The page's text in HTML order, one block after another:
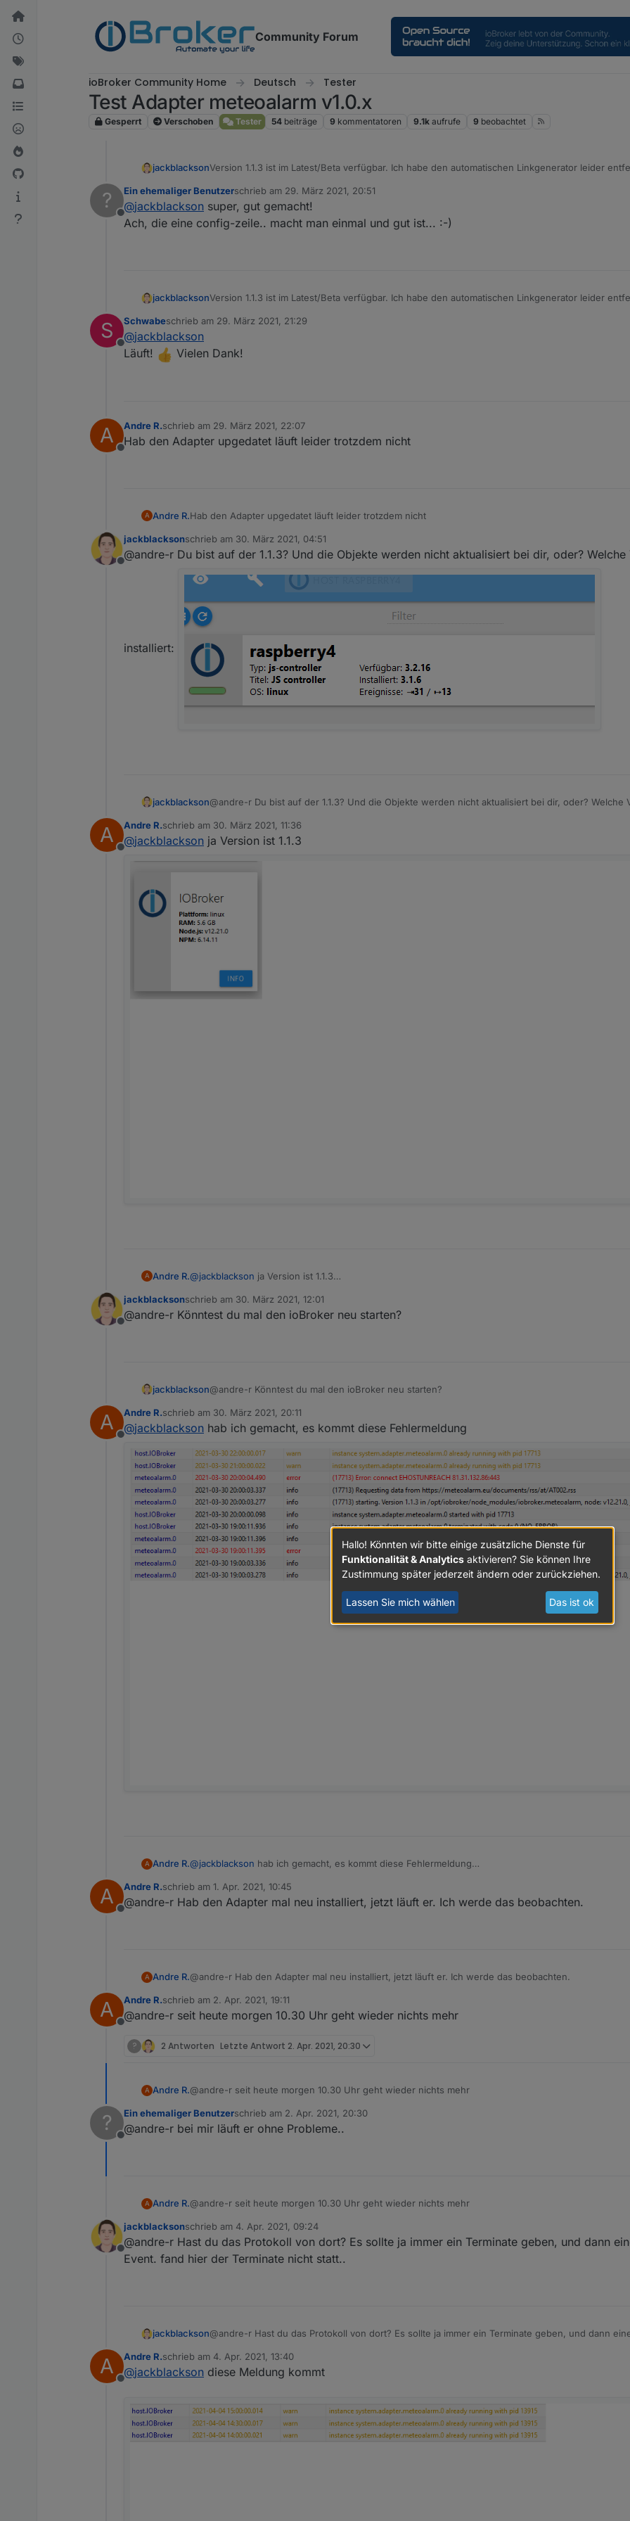
Weiter zum Inhalt
Community Forum
ioBroker Community Home Deutsch Tester
Test Adapter meteoalarm v1.0.x
Gesperrt Verschoben Tester 54 beiträge 9 kommentatoren 9.1k aufrufe 9 beobachtet
jackblacksonVersion 1.1.3 ist im Latest/Beta verfügbar. Ich habe den automatischen Linkgenerator leider
kurz Bescheid, ob ihr immer noch Probleme habt.
?
Offline
Ein ehemaliger Benutzerschrieb am 29. März 2021, 20:51
zuletzt editiert von
@jackblackson super, gut gemacht!
Ach, die eine config-zeile.. macht man einmal und gut ist... :-)
jackblacksonVersion 1.1.3 ist im Latest/Beta verfügbar. Ich habe den automatischen Linkgenerator leider
kurz Bescheid, ob ihr immer noch Probleme habt.
S
Offline
Schwabeschrieb am 29. März 2021, 21:29
zuletzt editiert von
@jackblackson
Läuft!
Vielen Dank!
A
Offline
Andre R.schrieb am 29. März 2021, 22:07
zuletzt editiert von
Hab den Adapter upgedatet läuft leider trotzdem nicht
A Andre R.Hab den Adapter upgedatet läuft leider trotzdem nicht
Offline
jackblacksonschrieb am 30. März 2021, 04:51
zuletzt editiert von
@andre-r Du bist auf der 1.1.3? Und die Objekte werden nicht aktualisiert bei dir, oder?
installiert:
jackblackson@andre-r Du bist auf der 1.1.3? Und die Objekte werden nicht aktualisiert bei dir, oder? Welche
A
Offline
Andre R.schrieb am 30. März 2021, 11:36
zuletzt editiert von
@jackblackson ja Version ist 1.1.3
A Andre R.@jackblackson ja Version ist 1.1.3
Offline
jackblacksonschrieb am 30. März 2021, 12:01
zuletzt editiert von
@andre-r Könntest du mal den ioBroker neu starten?
jackblackson@andre-r Könntest du mal den ioBroker neu starten?
A
Offline
Andre R.schrieb am 30. März 2021, 20:11
zuletzt editiert von
@jackblackson hab ich gemacht, es kommt diese Fehlermeldung
A Andre R.@jackblackson hab ich gemacht, es kommt diese Fehlermeldung
A
Offline
Andre R.schrieb am 1. Apr. 2021, 10:45
zuletzt editiert von
@andre-r Hab den Adapter mal neu installiert, jetzt läuft er. Ich werde das beobachten.
A Andre R.@andre-r Hab den Adapter mal neu installiert, jetzt läuft er. Ich werde das beobachten.
A
Offline
Andre R.schrieb am 2. Apr. 2021, 19:11
zuletzt editiert von
@andre-r seit heute morgen 10.30 Uhr geht wieder nichts mehr
? 2 Antworten Letzte Antwort 2. Apr. 2021, 20:30
A Andre R.@andre-r seit heute morgen 10.30 Uhr geht wieder nichts mehr
?
Offline
Ein ehemaliger Benutzerschrieb am 2. Apr. 2021, 20:30
zuletzt editiert von
@andre-r bei mir läuft er ohne Probleme..
A Andre R.@andre-r seit heute morgen 10.30 Uhr geht wieder nichts mehr
Offline
jackblacksonschrieb am 4. Apr. 2021, 09:24
zuletzt editiert von
@andre-r Hast du das Protokoll von dort? Es sollte ja immer ein Terminate geben, und dann
Event. fand hier der Terminate nicht statt..
jackblackson@andre-r Hast du das Protokoll von dort? Es sollte ja immer ein Terminate geben, und dann
A
Offline
Andre R.schrieb am 4. Apr. 2021, 13:40
zuletzt editiert von
@jackblackson diese Meldung kommt
Hallo! Könnten wir bitte einige zusätzliche Dienste für
Funktionalität & Analytics aktivieren? Sie können Ihre
Zustimmung später jederzeit ändern oder zurückziehen.
Lassen Sie mich wählen Das ist ok